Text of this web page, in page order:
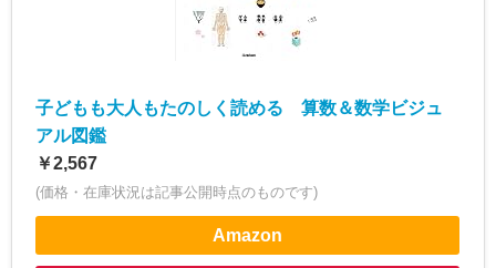
子どもも大人もたのしく読める 算数＆数学ビジュ
アル図鑑
￥2,567
(価格・在庫状況は記事公開時点のものです)
Amazon